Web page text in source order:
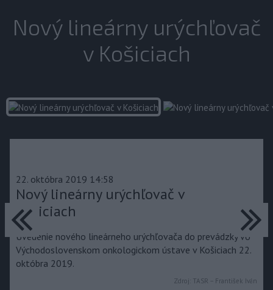
Nový lineárny urýchľovač
v Košiciach
22. októbra 2019 14:58
Nový lineárny urýchľovač v
Košiciach
Uvedenie nového lineárneho urýchľovača do prevádzky vo
Východoslovenskom onkologickom ústave v Košiciach 22.
októbra 2019.
Zdroj: TASR – František Iván
predchádzajúce